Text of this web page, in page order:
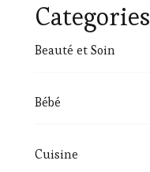
Categories
Beauté et Soin
Bébé
Cuisine